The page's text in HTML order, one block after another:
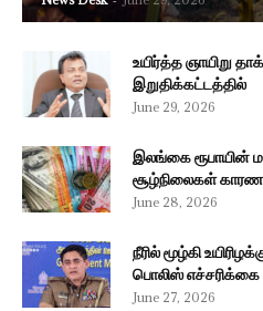
உயிர்த்த ஞாயிறு
இறுதிக்கட்டத்தில்
June 29, 2026
இலங்கை ரூபாயின்
சூழ்நிலைகள்
June 28, 2026
நீரில் மூழ்கி
பொலிஸ் எச்சரிக்கை
June 27, 2026